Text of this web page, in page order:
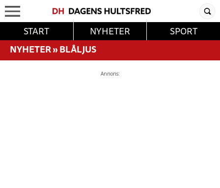
START NYHETER
SPORT
NYHETER»BLÅLJUS
Annons: